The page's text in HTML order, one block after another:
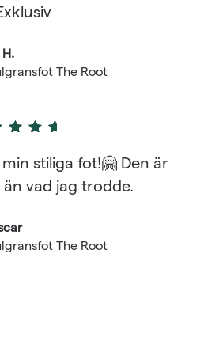
The Root
stiliga fot!🤗 Den är
vad jag trodde.
The Root